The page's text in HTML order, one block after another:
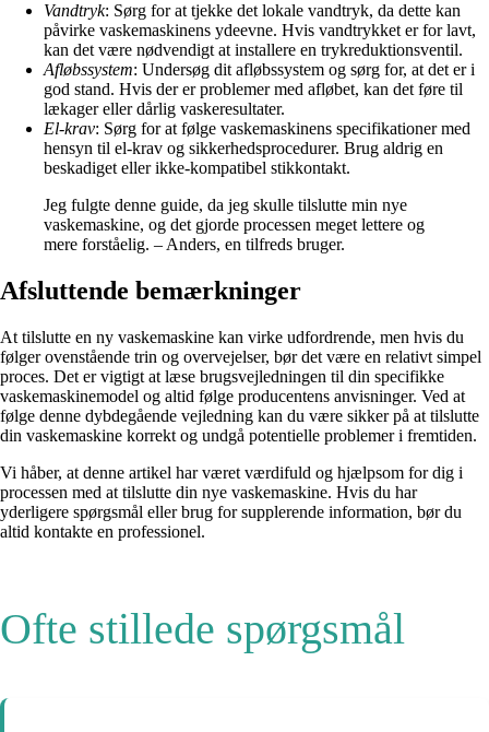
Vandtryk: Sørg for at tjekke det lokale vandtryk, da dette kan
påvirke vaskemaskinens ydeevne. Hvis vandtrykket er for lavt,
kan det være nødvendigt at installere en trykreduktionsventil.
Afløbssystem: Undersøg dit afløbssystem og sørg for, at det er i
god stand. Hvis der er problemer med afløbet, kan det føre til
lækager eller dårlig vaskeresultater.
El-krav: Sørg for at følge vaskemaskinens specifikationer med
hensyn til el-krav og sikkerhedsprocedurer. Brug aldrig en
beskadiget eller ikke-kompatibel stikkontakt.
Jeg fulgte denne guide, da jeg skulle tilslutte min nye
vaskemaskine, og det gjorde processen meget lettere og
mere forståelig. – Anders, en tilfreds bruger.
Afsluttende bemærkninger
At tilslutte en ny vaskemaskine kan virke udfordrende, men hvis du
følger ovenstående trin og overvejelser, bør det være en relativt simpel
proces. Det er vigtigt at læse brugsvejledningen til din specifikke
vaskemaskinemodel og altid følge producentens anvisninger. Ved at
følge denne dybdegående vejledning kan du være sikker på at tilslutte
din vaskemaskine korrekt og undgå potentielle problemer i fremtiden.
Vi håber, at denne artikel har været værdifuld og hjælpsom for dig i
processen med at tilslutte din nye vaskemaskine. Hvis du har
yderligere spørgsmål eller brug for supplerende information, bør du
altid kontakte en professionel.
Ofte stillede spørgsmål